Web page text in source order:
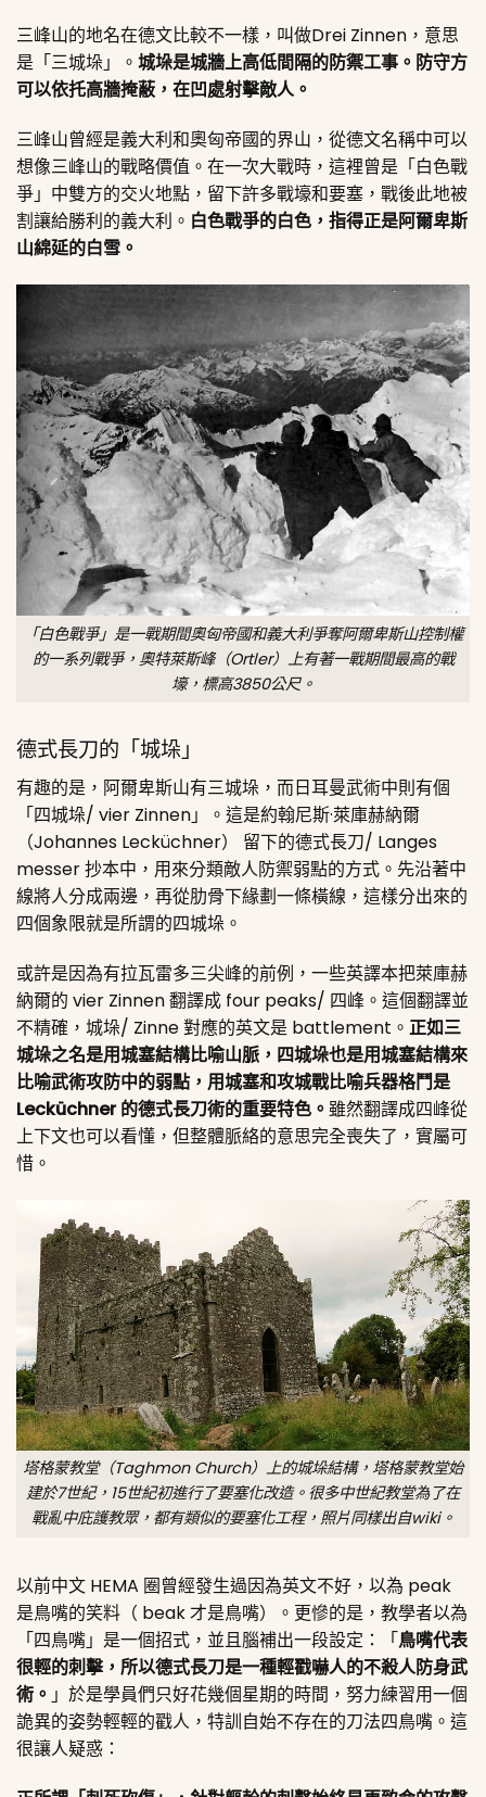
三峰山的地名在德文比較不一樣，叫做Drei Zinnen，意思
是「三城垛」。 城垛是城牆上高低間隔的防禦工事。防守方
可以依托高牆掩蔽，在凹處射擊敵人。
三峰山曾經是義大利和奧匈帝國的界山，從德文名稱中可以
想像三峰山的戰略價值。在一次大戰時，這裡曾是「白色戰
爭」中雙方的交火地點，留下許多戰壕和要塞，戰後此地被
割讓給勝利的義大利。 白色戰爭的白色，指得正是阿爾卑斯
山綿延的白雪。
「白色戰爭」是一戰期間奧匈帝國和義大利爭奪阿爾卑斯山控制權
的一系列戰爭，奧特萊斯峰（Ortler）上有著一戰期間最高的戰
壕，標高3850公尺。
德式長刀的「城垛」
有趣的是，阿爾卑斯山有三城垛，而日耳曼武術中則有個
「四城垛/ vier Zinnen」。這是約翰尼斯·萊庫赫納爾
（Johannes Lecküchner） 留下的德式長刀/ Langes
messer 抄本中，用來分類敵人防禦弱點的方式。先沿著中
線將人分成兩邊，再從肋骨下緣劃一條橫線，這樣分出來的
四個象限就是所謂的四城垛。
或許是因為有拉瓦雷多三尖峰的前例，一些英譯本把萊庫赫
納爾的 vier Zinnen 翻譯成 four peaks/ 四峰。這個翻譯並
不精確，城垛/ Zinne 對應的英文是 battlement。 正如三
城垛之名是用城塞結構比喻山脈，四城垛也是用城塞結構來
比喻武術攻防中的弱點，用城塞和攻城戰比喻兵器格鬥是
Lecküchner 的德式長刀術的重要特色。 雖然翻譯成四峰從
上下文也可以看懂，但整體脈絡的意思完全喪失了，實屬可
惜。
塔格蒙教堂（Taghmon Church）上的城垛結構，塔格蒙教堂始
建於7世紀，15世紀初進行了要塞化改造。很多中世紀教堂為了在
戰亂中庇護教眾，都有類似的要塞化工程，照片同樣出自wiki。
以前中文 HEMA 圈曾經發生過因為英文不好，以為 peak
是鳥嘴的笑料（ beak 才是鳥嘴）。更慘的是，教學者以為
「四鳥嘴」是一個招式，並且腦補出一段設定：「鳥嘴代表
很輕的刺擊，所以德式長刀是一種輕戳嚇人的不殺人防身武
術。 」於是學員們只好花幾個星期的時間，努力練習用一個
詭異的姿勢輕輕的戳人，特訓自始不存在的刀法四鳥嘴。這
很讓人疑惑：